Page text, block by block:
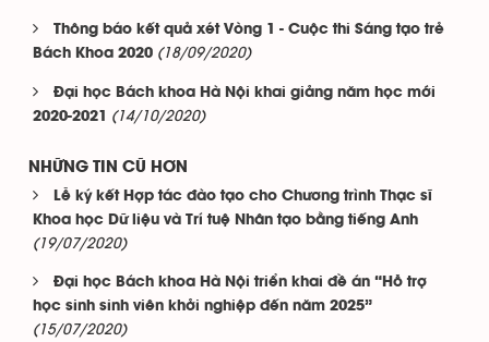
Thông báo kết quả xét Vòng 1 - Cuộc thi Sáng tạo trẻ
Bách Khoa 2020 (18/09/2020)
Đại học Bách khoa Hà Nội khai giảng năm học mới
2020-2021
(14/10/2020)
NHỮNG TIN CŨ HƠN
Lễ ký kết Hợp tác đào tạo cho Chương trình Thạc sĩ
Khoa học Dữ liệu và Trí tuệ Nhân tạo bằng tiếng Anh
(19/07/2020)
Đại học Bách khoa Hà Nội triển khai đề án “Hỗ trợ
học sinh sinh viên khởi nghiệp đến năm 2025”
(15/07/2020)